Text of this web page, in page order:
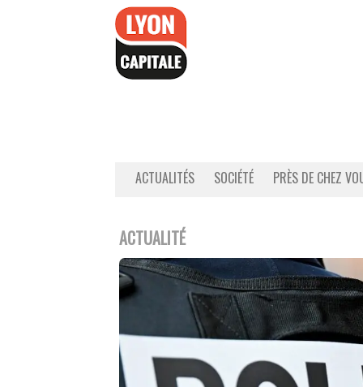
ACTUALITÉS SOCIÉTÉ PRÈS DE CHEZ
ACTUALITÉ